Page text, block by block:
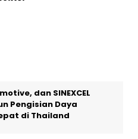
dan SINEXCEL
Pengisian Daya
di Thailand